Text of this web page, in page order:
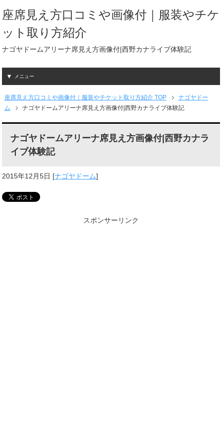
座席見え方口コミや画像付｜服装やチケ
ット取り方紹介
ナゴヤドームアリーナ席見え方画像付|西野カナライブ体験記
メニュー
座席見え方口コミや画像付｜服装やチケット取り方紹介 TOP
ナゴヤドー
ム
ナゴヤドームアリーナ席見え方画像付|西野カナライブ体験記
ナゴヤドームアリーナ席見え方画像付|西野カナラ
イブ体験記
2015年12月5日 [ナゴヤドーム]
スポンサーリンク